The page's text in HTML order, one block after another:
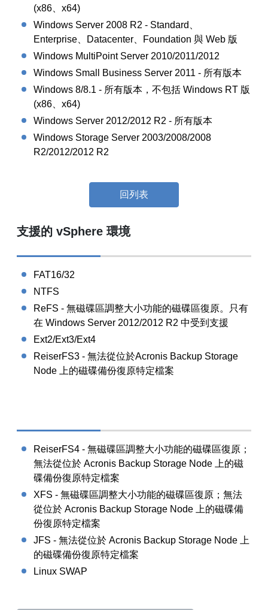
(x86、x64)
Windows Server 2008 R2 - Standard、
Enterprise、Datacenter、Foundation 與 Web 版
Windows MultiPoint Server 2010/2011/2012
Windows Small Business Server 2011 - 所有版本
Windows 8/8.1 - 所有版本，不包括 Windows RT 版
(x86、x64)
Windows Server 2012/2012 R2 - 所有版本
Windows Storage Server 2003/2008/2008
R2/2012/2012 R2
回列表
支援的 vSphere 環境
FAT16/32
NTFS
ReFS - 無磁碟區調整大小功能的磁碟區復原。只有
在 Windows Server 2012/2012 R2 中受到支援
Ext2/Ext3/Ext4
ReiserFS3 - 無法從位於Acronis Backup Storage
Node 上的磁碟備份復原特定檔案
ReiserFS4 - 無磁碟區調整大小功能的磁碟區復原；
無法從位於 Acronis Backup Storage Node 上的磁
碟備份復原特定檔案
XFS - 無磁碟區調整大小功能的磁碟區復原；無法
從位於 Acronis Backup Storage Node 上的磁碟備
份復原特定檔案
JFS - 無法從位於 Acronis Backup Storage Node 上
的磁碟備份復原特定檔案
Linux SWAP